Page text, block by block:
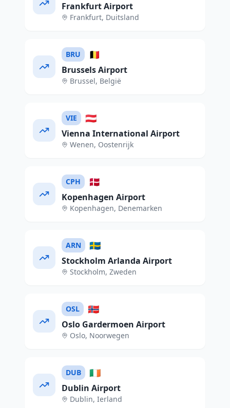
Frankfurt Airport
Frankfurt, Duitsland
BRU 🇧🇪
Brussels Airport
Brussel, België
VIE 🇦🇹
Vienna International Airport
Wenen, Oostenrijk
CPH 🇩🇰
Kopenhagen Airport
Kopenhagen, Denemarken
ARN 🇸🇪
Stockholm Arlanda Airport
Stockholm, Zweden
OSL 🇳🇴
Oslo Gardermoen Airport
Oslo, Noorwegen
DUB 🇮🇪
Dublin Airport
Dublin, Ierland